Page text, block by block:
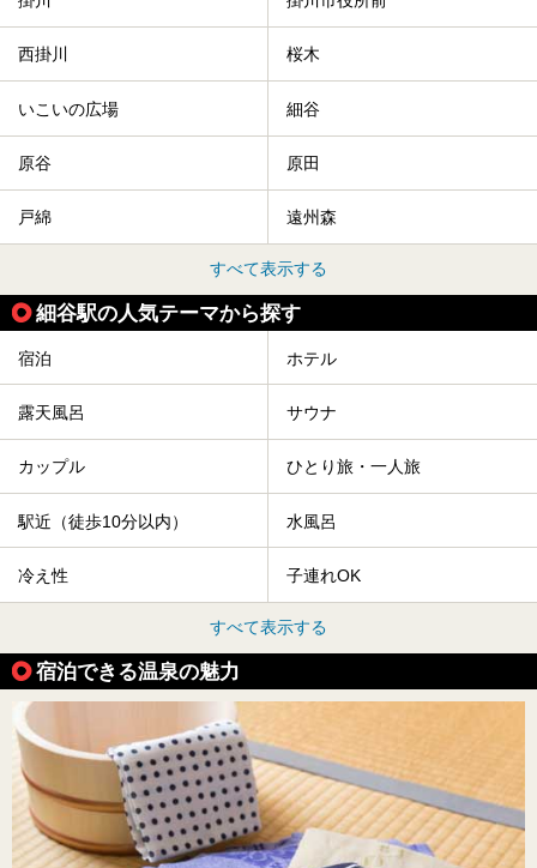
西掛川 桜木
いこいの広場 細谷
原谷 原田
戸綿 遠州森
すべて表示する
細谷駅の人気テーマから探す
宿泊 ホテル
露天風呂 サウナ
カップル ひとり旅・一人旅
駅近（徒歩10分以内） 水風呂
冷え性 子連れOK
すべて表示する
宿泊できる温泉の魅力